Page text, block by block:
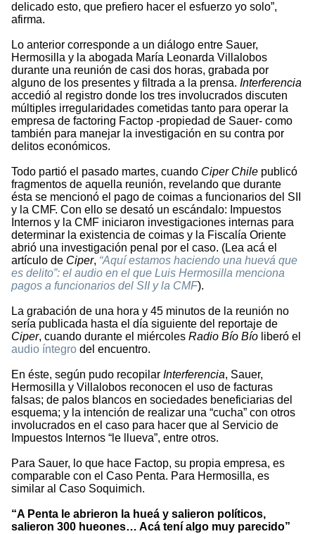
delicado esto, que prefiero hacer el esfuerzo yo solo”,
afirma.
Lo anterior corresponde a un diálogo entre Sauer,
Hermosilla y la abogada María Leonarda Villalobos
durante una reunión de casi dos horas, grabada por
alguno de los presentes y filtrada a la prensa. Interferencia
accedió al registro donde los tres involucrados discuten
múltiples irregularidades cometidas tanto para operar la
empresa de factoring Factop -propiedad de Sauer- como
también para manejar la investigación en su contra por
delitos económicos.
Todo partió el pasado martes, cuando Ciper Chile publicó
fragmentos de aquella reunión, revelando que durante
ésta se mencionó el pago de coimas a funcionarios del SII
y la CMF. Con ello se desató un escándalo: Impuestos
Internos y la CMF iniciaron investigaciones internas para
determinar la existencia de coimas y la Fiscalía Oriente
abrió una investigación penal por el caso. (Lea acá el
artículo de Ciper, “Aquí estamos haciendo una huevá que
es delito”: el audio en el que Luis Hermosilla menciona
pagos a funcionarios del SII y la CMF).
La grabación de una hora y 45 minutos de la reunión no
sería publicada hasta el día siguiente del reportaje de
Ciper, cuando durante el miércoles Radio Bío Bío liberó el
audio íntegro del encuentro.
En éste, según pudo recopilar Interferencia, Sauer,
Hermosilla y Villalobos reconocen el uso de facturas
falsas; de palos blancos en sociedades beneficiarias del
esquema; y la intención de realizar una “cucha” con otros
involucrados en el caso para hacer que al Servicio de
Impuestos Internos “le llueva”, entre otros.
Para Sauer, lo que hace Factop, su propia empresa, es
comparable con el Caso Penta. Para Hermosilla, es
similar al Caso Soquimich.
“A Penta le abrieron la hueá y salieron políticos,
salieron 300 hueones… Acá tení algo muy parecido”